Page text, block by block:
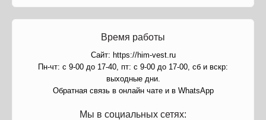
Время работы
Сайт: https://him-vest.ru
Пн-чт: с 9-00 до 17-40, пт: с 9-00 до 17-00, сб и вскр:
выходные дни.
Обратная связь в онлайн чате и в WhatsApp
Мы в социальных сетях: